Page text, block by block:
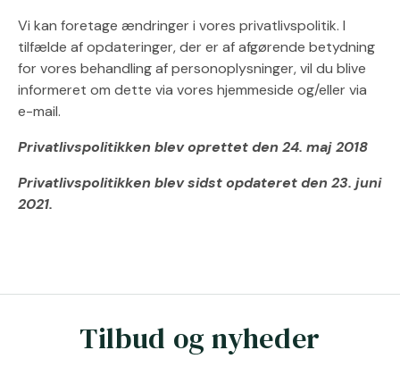
Vi kan foretage ændringer i vores privatlivspolitik. I
tilfælde af opdateringer, der er af afgørende betydning
for vores behandling af personoplysninger, vil du blive
informeret om dette via vores hjemmeside og/eller via
e-mail.
Privatlivspolitikken blev oprettet den 24. maj 2018
Privatlivspolitikken blev sidst opdateret den 23. juni
2021.
Tilbud og nyheder